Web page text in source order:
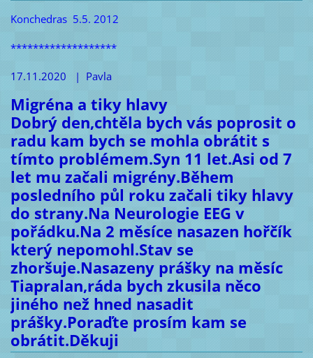
Konchedras 5.5. 2012
*******************
17.11.2020 | Pavla
Migréna a tiky hlavy
Dobrý den,chtěla bych vás poprosit o
radu kam bych se mohla obrátit s
tímto problémem.Syn 11 let.Asi od 7
let mu začali migrény.Během
posledního půl roku začali tiky hlavy
do strany.Na Neurologie EEG v
pořádku.Na 2 měsíce nasazen hořčík
který nepomohl.Stav se
zhoršuje.Nasazeny prášky na měsíc
Tiapralan,ráda bych zkusila něco
jiného než hned nasadit
prášky.Poraďte prosím kam se
obrátit.Děkuji